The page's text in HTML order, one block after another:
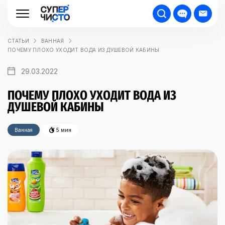
СТАТЬИ
ВАННАЯ
ПОЧЕМУ ПЛОХО УХОДИТ ВОДА ИЗ ДУШЕВОЙ КАБИНЫ
29.03.2022
ПОЧЕМУ ПЛОХО УХОДИТ ВОДА ИЗ
ДУШЕВОЙ КАБИНЫ
Ванная 5 мин